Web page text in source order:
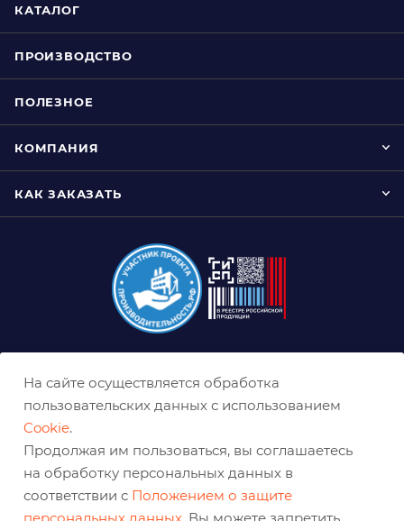
КАТАЛОГ
ПРОИЗВОДСТВО
ПОЛЕЗНОЕ
КОМПАНИЯ
КАК ЗАКАЗАТЬ
nn@belabraziv.ru
На сайте осуществляется обработка
пользовательских данных с использованием
Cookie.
Продолжая им пользоваться, вы соглашаетесь
на обработку персональных данных в
соответствии с Положением о защите